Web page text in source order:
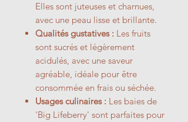
Elles sont juteuses et charnues,
avec une peau lisse et brillante.
Qualités gustatives : Les fruits
sont sucrés et légèrement
acidulés, avec une saveur
agréable, idéale pour être
consommée en frais ou séchée.
Usages culinaires : Les baies de
'Big Lifeberry' sont parfaites pour